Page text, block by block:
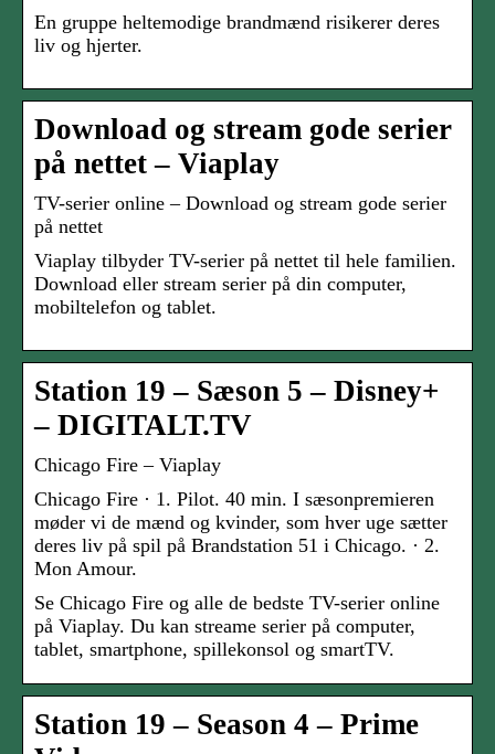
En gruppe heltemodige brandmænd risikerer deres
liv og hjerter.
Download og stream gode serier
på nettet – Viaplay
TV-serier online – Download og stream gode serier
på nettet
Viaplay tilbyder TV-serier på nettet til hele familien.
Download eller stream serier på din computer,
mobiltelefon og tablet.
Station 19 – Sæson 5 – Disney+
– DIGITALT.TV
Chicago Fire – Viaplay
Chicago Fire · 1. Pilot. 40 min. I sæsonpremieren
møder vi de mænd og kvinder, som hver uge sætter
deres liv på spil på Brandstation 51 i Chicago. · 2.
Mon Amour.
Se Chicago Fire og alle de bedste TV-serier online
på Viaplay. Du kan streame serier på computer,
tablet, smartphone, spillekonsol og smartTV.
Station 19 – Season 4 – Prime